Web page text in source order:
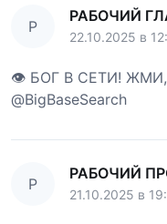
Р
РАБОЧИЙ
22.10.2025 в
👁 БОГ В СЕТИ! ЖМИ,
@BigBaseSearch
Р
РАБОЧИЙ
21.10.2025 в